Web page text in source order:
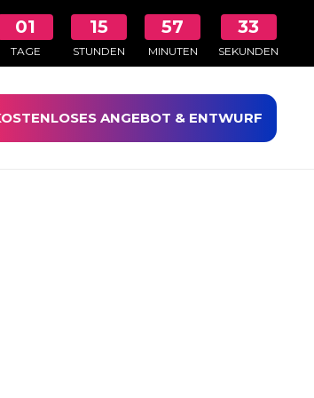
01
TAGE
15
STUNDEN
57
MINUTEN
33
SEKUNDEN
öffnen ANGEBOT & ENTWURF